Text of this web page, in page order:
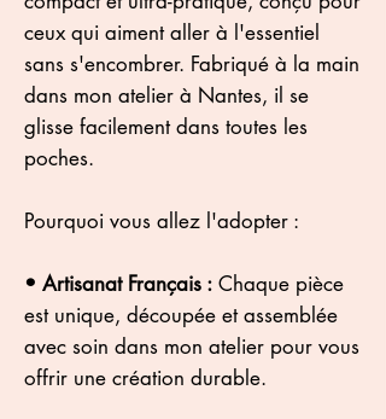
ceux qui aiment aller à l'essentiel
sans s'encombrer. Fabriqué à la main
dans mon atelier à Nantes, il se
glisse facilement dans toutes les
poches.
Pourquoi vous allez l'adopter :
• Artisanat Français : Chaque pièce
est unique, découpée et assemblée
avec soin dans mon atelier pour vous
offrir une création durable.